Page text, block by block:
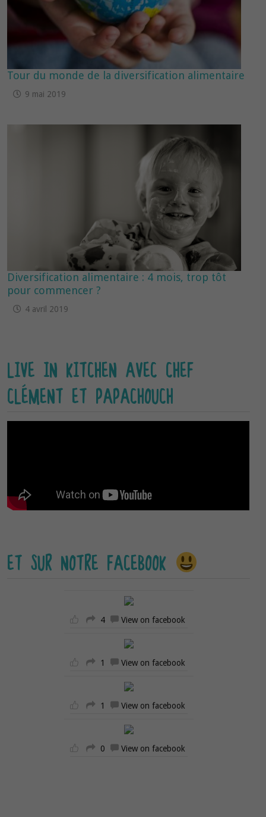
Tour du monde de la diversification alimentaire
9 mai 2019
Diversification alimentaire : 4 mois, trop tôt
pour commencer ?
4 avril 2019
LIVE IN KITCHEN AVEC CHEF
CLÉMENT ET PAPACHOUCH
ET SUR NOTRE FACEBOOK
4 View on facebook
1 View on facebook
1 View on facebook
0 View on facebook